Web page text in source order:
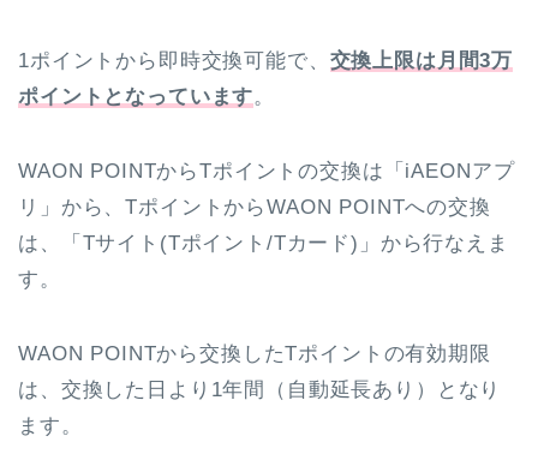
1ポイントから即時交換可能で、 交換上限は月間3万
ポイントとなっています。
WAON POINTからTポイントの交換は「iAEONアプ
リ」から、TポイントからWAON POINTへの交換
は、「Tサイト(Tポイント/Tカード)」から行なえま
す。
WAON POINTから交換したTポイントの有効期限
は、交換した日より1年間（自動延長あり）となり
ます。